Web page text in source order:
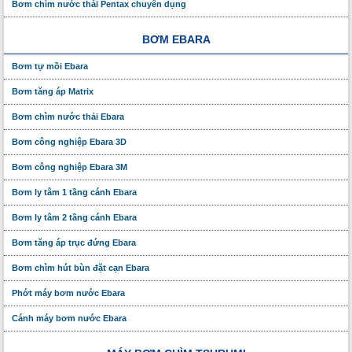
Bơm chìm nước thải Pentax chuyên dụng
BƠM EBARA
Bơm tự mồi Ebara
Bơm tăng áp Matrix
Bơm chìm nước thải Ebara
Bơm công nghiệp Ebara 3D
Bơm công nghiệp Ebara 3M
Bơm ly tâm 1 tầng cánh Ebara
Bơm ly tâm 2 tầng cánh Ebara
Bơm tăng áp trục đứng Ebara
Bơm chìm hút bùn đặt cạn Ebara
Phớt máy bơm nước Ebara
Cánh máy bơm nước Ebara